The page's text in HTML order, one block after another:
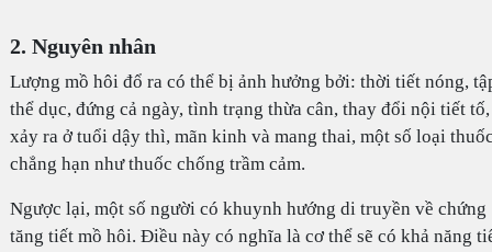
2. Nguyên nhân
Lượng mồ hôi đổ ra có thể bị ảnh hưởng bởi: thời tiết nóng,
thể dục, đứng cả ngày, tình trạng thừa cân, thay đổi nội tiết tố,
xảy ra ở tuổi dậy thì, mãn kinh và mang thai, một số loại
chẳng hạn như thuốc chống trầm cảm.
Ngược lại, một số người có khuynh hướng di truyền về chứng
tăng tiết mồ hôi. Điều này có nghĩa là cơ thể sẽ có khả năng